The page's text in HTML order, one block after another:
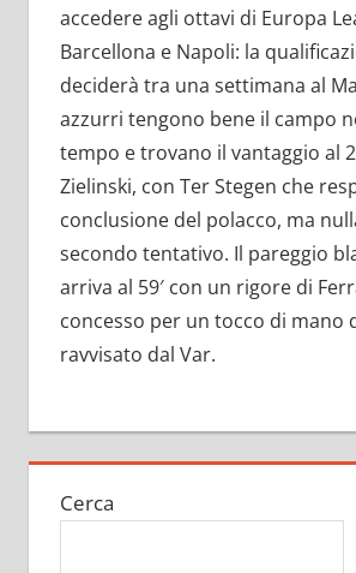
accedere agli ottavi di Europa
Barcellona e Napoli: la
deciderà tra una settimana al
azzurri tengono bene il campo
tempo e trovano il vantaggio al
Zielinski, con Ter Stegen che
conclusione del polacco, ma
secondo tentativo. Il pareggio
arriva al 59′ con un rigore di
concesso per un tocco di mano
ravvisato dal Var.
Cerca